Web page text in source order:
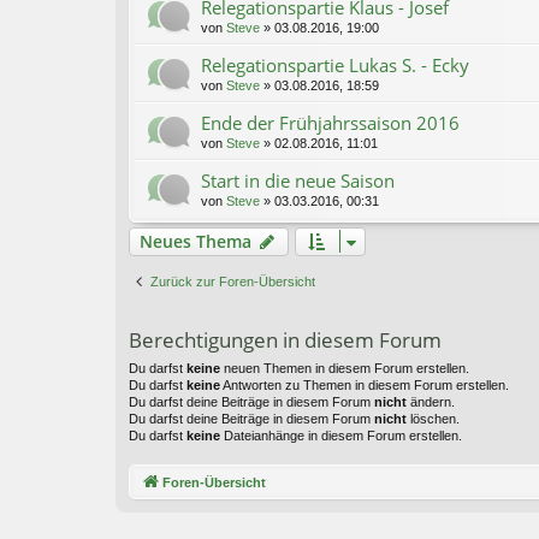
Relegationspartie Klaus - Josef
von Steve » 03.08.2016, 19:00
Relegationspartie Lukas S. - Ecky
von Steve » 03.08.2016, 18:59
Ende der Frühjahrssaison 2016
von Steve » 02.08.2016, 11:01
Start in die neue Saison
von Steve » 03.03.2016, 00:31
Neues Thema
Zurück zur Foren-Übersicht
Berechtigungen in diesem Forum
Du darfst keine neuen Themen in diesem Forum erstellen.
Du darfst keineAntworten zu Themen in diesem Forum erstellen.
Du darfst deine Beiträge in diesem Forum nicht ändern.
Du darfst deine Beiträge in diesem Forum nicht löschen.
Du darfst keine Dateianhänge in diesem Forum erstellen.
Foren-Übersicht